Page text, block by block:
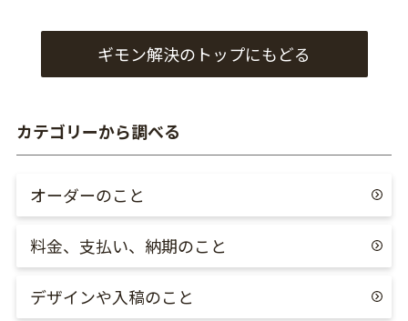
ギモン解決のトップにもどる
カテゴリーから調べる
オーダーのこと
料金、支払い、納期のこと
デザインや入稿のこと